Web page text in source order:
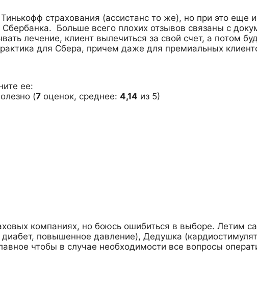
страхования (ассистанс то же), но при это еще
Больше всего плохих отзывов связаны с
лечение, клиент вылечиться за свой счет, а потом
для Сбера, причем даже для премиальных
ее:
(7 оценок, среднее: 4,14 из 5)
компаниях, но боюсь ошибиться в выборе. Летим
повышенное давление), Дедушка
чтобы в случае необходимости все вопросы